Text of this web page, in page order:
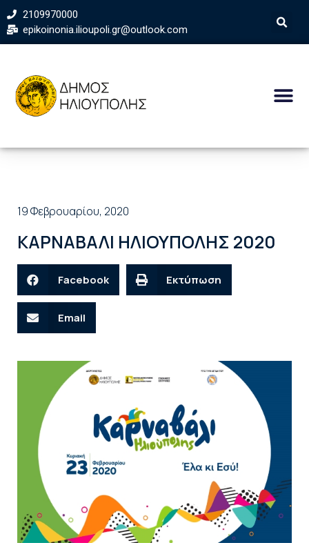
2109970000
epikoinonia.ilioupoli.gr@outlook.com
19 Φεβρουαρίου, 2020
ΚΑΡΝΑΒΑΛΙ ΗΛΙΟΥΠΟΛΗΣ 2020
Facebook Εκτύπωση
Email